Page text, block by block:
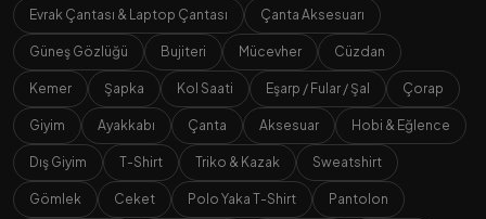
Evrak Çantası & Laptop Çantası Çanta Aksesuarı
Güneş Gözlüğü Bujiteri Mücevher Cüzdan
Kemer Şapka Kol Saati Eşarp / Fular / Şal Çorap
Giyim Ayakkabı Çanta Aksesuar Hobi & Eğlence
Dış Giyim T-Shirt Triko & Kazak Sweatshirt
Gömlek Ceket Polo Yaka T-Shirt Pantolon